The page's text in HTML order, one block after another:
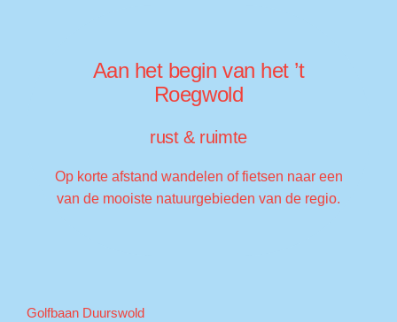
Aan het begin van het ’t
Roegwold
rust & ruimte
Op korte afstand wandelen of fietsen naar een
van de mooiste natuurgebieden van de regio.
Golfbaan Duurswold